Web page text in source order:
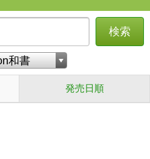
検索
発売日順